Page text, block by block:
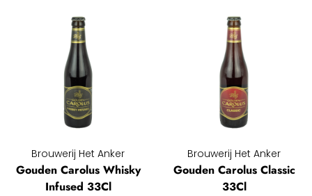
Brouwerij Het Anker
Gouden Carolus Whisky
Infused 33Cl
Brouwerij Het Anker
Gouden Carolus Classic
33Cl